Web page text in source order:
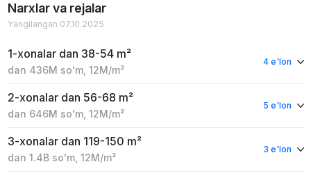
Narxlar va rejalar
Yangilangan 07.10.2025
1-xonalar dan 38-54 m²
dan 436M soʻm, 12M/m²
4 e'lon
2-xonalar dan 56-68 m²
dan 646M soʻm, 12M/m²
5 e'lon
3-xonalar dan 119-150 m²
dan 1.4B soʻm, 12M/m²
3 e'lon